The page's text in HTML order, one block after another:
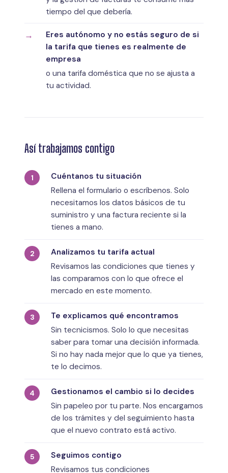
tiempo del que debería.
Eres autónomo y no estás seguro de si
la tarifa que tienes es realmente de
empresa
o una tarifa doméstica que no se ajusta a
tu actividad.
Así trabajamos contigo
Cuéntanos tu situación
Rellena el formulario o escríbenos. Solo
necesitamos los datos básicos de tu
suministro y una factura reciente si la
tienes a mano.
Analizamos tu tarifa actual
Revisamos las condiciones que tienes y
las comparamos con lo que ofrece el
mercado en este momento.
Te explicamos qué encontramos
Sin tecnicismos. Solo lo que necesitas
saber para tomar una decisión informada.
Si no hay nada mejor que lo que ya tienes,
te lo decimos.
Gestionamos el cambio si lo decides
Sin papeleo por tu parte. Nos encargamos
de los trámites y del seguimiento hasta
que el nuevo contrato está activo.
Seguimos contigo
Revisamos tus condiciones